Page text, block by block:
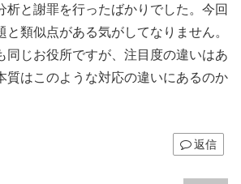
析と謝罪を行ったばかりでした。今回
と類似点がある気がしてなりません。
じお役所ですが、注目度の違いはあ
質はこのような対応の違いにあるのか
返信